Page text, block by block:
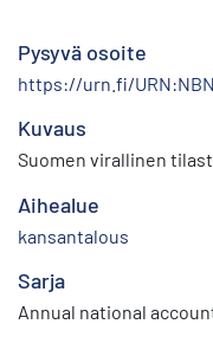
Pysyvä osoite
https://urn.fi/
Kuvaus
Suomen virallinen
Aihealue
kansantalous
Sarja
Annual national